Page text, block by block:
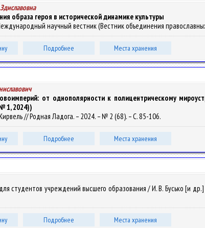
образа героя в исторической динамике культуры
научный вестник (Вестник объединения
Подробнее Места хранения
от однополярности к полицентрическому
1, 2024))
// Родная Ладога. – 2024. – № 2 (68). – С. 85-106.
Подробнее Места хранения
студентов учреждений высшего образования / И. В. Бусько [и
Подробнее Места хранения